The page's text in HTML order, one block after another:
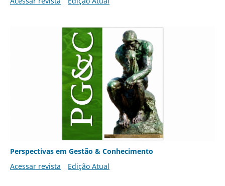
Perspectivas em Gestão & Conhecimento
Acessar revista
Edição Atual